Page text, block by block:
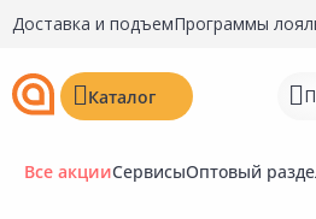
Доставка и подъемПрограммы
Каталог
Все акцииСервисыОптовый